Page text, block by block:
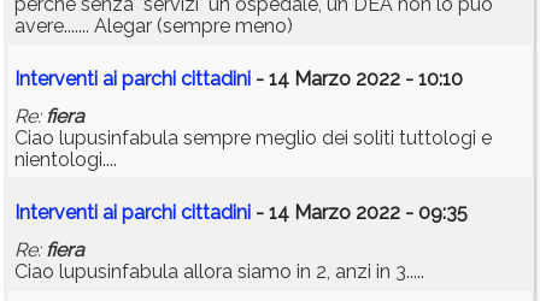
perchè senza "servizi" un ospedale, un DEA non lo può
avere....... Alegar (sempre meno)
Interventi ai parchi cittadini - 14 Marzo 2022 - 10:10
Re: fiera
Ciao lupusinfabula sempre meglio dei soliti tuttologi e
nientologi....
Interventi ai parchi cittadini - 14 Marzo 2022 - 09:35
Re: fiera
Ciao lupusinfabula allora siamo in 2, anzi in 3.....